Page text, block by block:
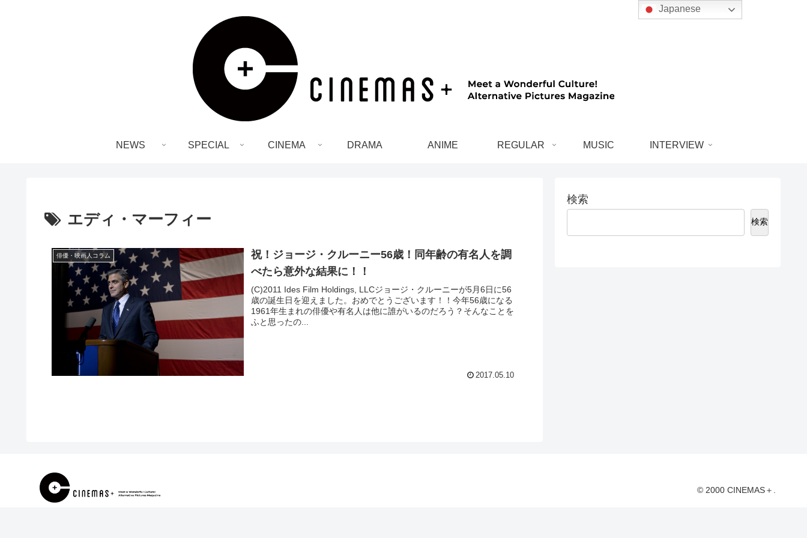
NEWS SPECIAL CINEMA DRAMA ANIME REGULAR MUSIC INTERVIEW
エディ・マーフィー
俳優・映画人コラム
祝！ジョージ・クルーニー56歳！同年齢の有名人を調
べたら意外な結果に！！
(C)2011 Ides Film Holdings, LLCジョージ・クルーニーが5月6日に56
歳の誕生日を迎えました。おめでとうございます！！今年56歳になる
1961年生まれの俳優や有名人は他に誰がいるのだろう？そんなことを
ふと思ったの...
2017.05.10
検索
検索
© 2000 CINEMAS＋.
Japanese